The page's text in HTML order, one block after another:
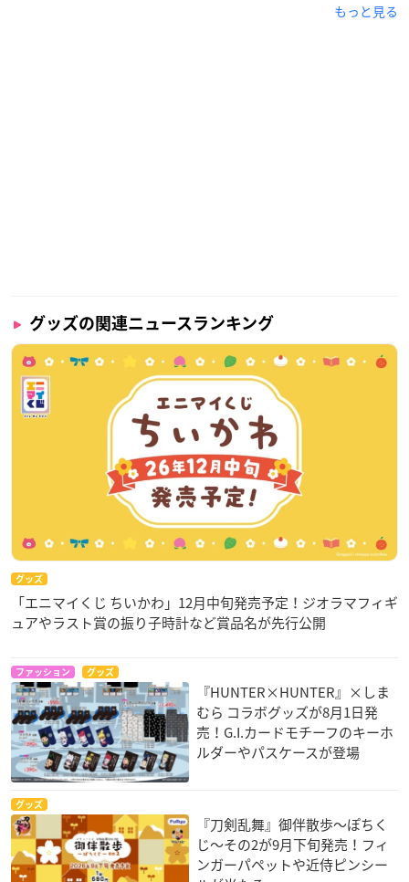
もっと見る
グッズの関連ニュースランキング
グッズ
「エニマイくじ ちいかわ」12月中旬発売予定！ジオラマフィギ
ュアやラスト賞の振り子時計など賞品名が先行公開
ファッション グッズ
『HUNTER×HUNTER』×しま
むら コラボグッズが8月1日発
売！G.I.カードモチーフのキーホ
ルダーやパスケースが登場
グッズ
『刀剣乱舞』御伴散歩～ぽちく
じ～その2が9月下旬発売！フィ
ンガーパペットや近侍ピンシー